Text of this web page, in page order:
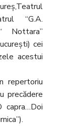
“G.A.
Nottara”
cei
acestui
repertoriu
precădere
capra…Doi